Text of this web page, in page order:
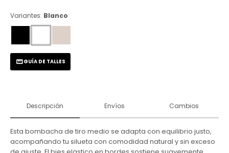
Variantes: Blanco
GUÍA DE TALLES
Descripción Envíos Cambios
Esta bombacha de tiro medio se adapta con equilibrio justo,
acompañando tu silueta con comodidad natural y sin exceso